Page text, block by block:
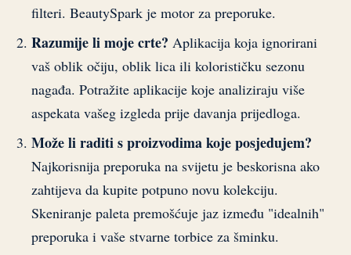
filteri. BeautySpark je motor za preporuke.
Razumije li moje crte? Aplikacija koja ignorirani
vaš oblik očiju, oblik lica ili kolorističku sezonu
nagađa. Potražite aplikacije koje analiziraju više
aspekata vašeg izgleda prije davanja prijedloga.
Može li raditi s proizvodima koje posjedujem?
Najkorisnija preporuka na svijetu je beskorisna ako
zahtijeva da kupite potpuno novu kolekciju.
Skeniranje paleta premošćuje jaz između "idealnih"
preporuka i vaše stvarne torbice za šminku.